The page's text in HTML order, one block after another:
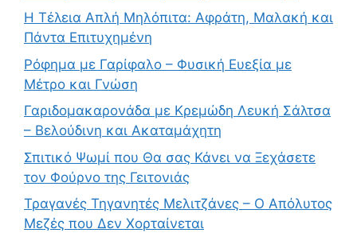
Η Τέλεια Απλή Μηλόπιτα: Αφράτη, Μαλακή και
Πάντα Επιτυχημένη
Ρόφημα με Γαρίφαλο – Φυσική Ευεξία με
Μέτρο και Γνώση
Γαριδομακαρονάδα με Κρεμώδη Λευκή Σάλτσα
– Βελούδινη και Ακαταμάχητη
Σπιτικό Ψωμί που Θα σας Κάνει να Ξεχάσετε
τον Φούρνο της Γειτονιάς
Τραγανές Τηγανητές Μελιτζάνες – Ο Απόλυτος
Μεζές που Δεν Χορταίνεται